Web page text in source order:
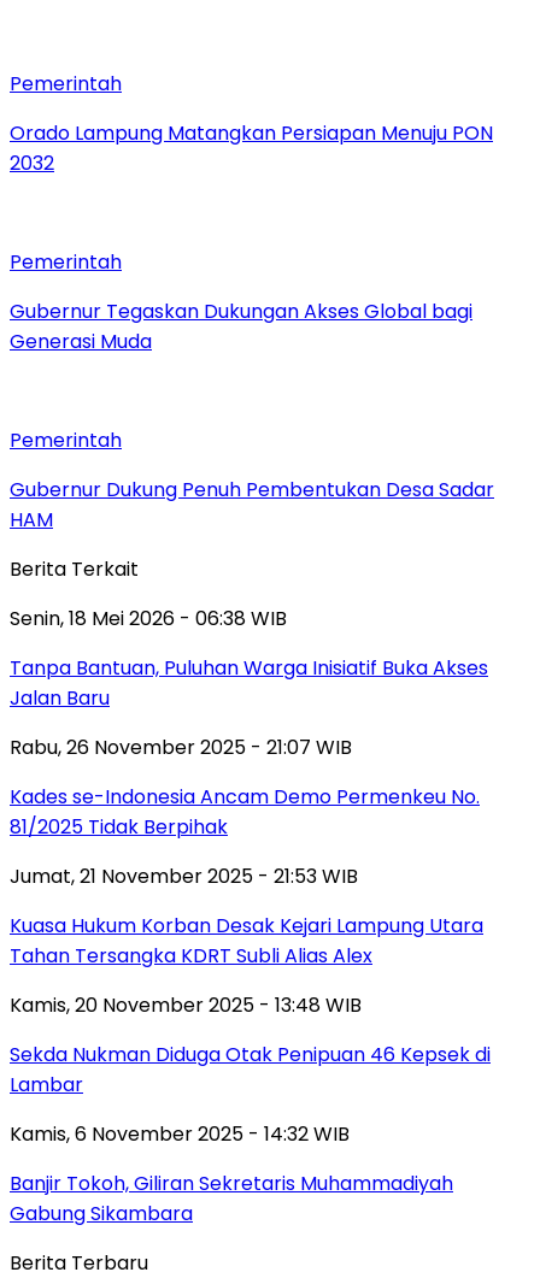
Pemerintah
Orado Lampung Matangkan Persiapan Menuju PON
2032
Pemerintah
Gubernur Tegaskan Dukungan Akses Global bagi
Generasi Muda
Pemerintah
Gubernur Dukung Penuh Pembentukan Desa Sadar
HAM
Berita Terkait
Senin, 18 Mei 2026 - 06:38 WIB
Tanpa Bantuan, Puluhan Warga Inisiatif Buka Akses
Jalan Baru
Rabu, 26 November 2025 - 21:07 WIB
Kades se-Indonesia Ancam Demo Permenkeu No.
81/2025 Tidak Berpihak
Jumat, 21 November 2025 - 21:53 WIB
Kuasa Hukum Korban Desak Kejari Lampung Utara
Tahan Tersangka KDRT Subli Alias Alex
Kamis, 20 November 2025 - 13:48 WIB
Sekda Nukman Diduga Otak Penipuan 46 Kepsek di
Lambar
Kamis, 6 November 2025 - 14:32 WIB
Banjir Tokoh, Giliran Sekretaris Muhammadiyah
Gabung Sikambara
Berita Terbaru